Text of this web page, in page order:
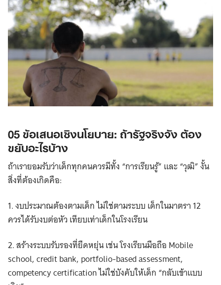
05 ข้อเสนอเชิงนโยบาย: ถ้ารัฐจริงจัง ต้อง
ขยับอะไรบ้าง
ถ้าเรายอมรับว่าเด็กทุกคนควรมีทั้ง “การเรียนรู้” และ “วุฒิ” งั้น
สิ่งที่ต้องเกิดคือ:
1. งบประมาณต้องตามเด็ก ไม่ใช่ตามระบบ เด็กในมาตรา 12
ควรได้รับงบต่อหัว เทียบเท่าเด็กในโรงเรียน
2. สร้างระบบรับรองที่ยืดหยุ่น เช่น โรงเรียนมือถือ Mobile
school, credit bank, portfolio-based assessment,
competency certification ไม่ใช่บังคับให้เด็ก “กลับเข้าแบบ